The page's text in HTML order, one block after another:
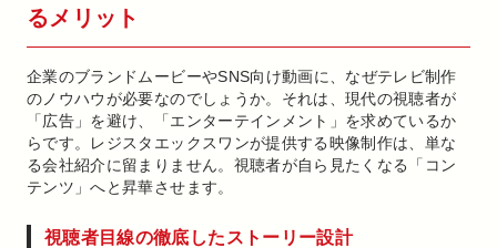
るメリット
企業のブランドムービーやSNS向け動画に、なぜテレビ制作
のノウハウが必要なのでしょうか。それは、現代の視聴者が
「広告」を避け、「エンターテインメント」を求めているか
らです。レジスタエックスワンが提供する映像制作は、単な
る会社紹介に留まりません。視聴者が自ら見たくなる「コン
テンツ」へと昇華させます。
視聴者目線の徹底したストーリー設計